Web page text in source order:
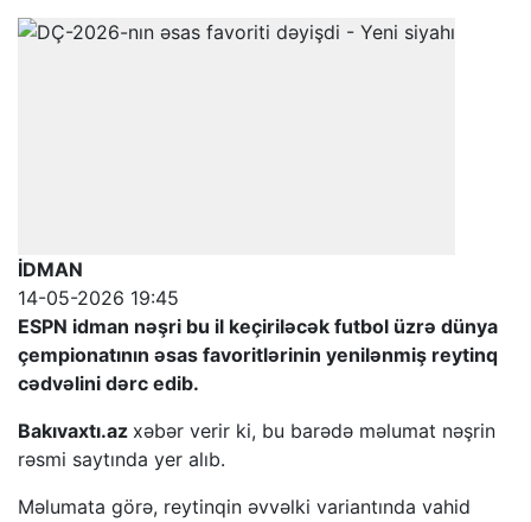
İDMAN
14-05-2026 19:45
ESPN idman nəşri bu il keçiriləcək futbol üzrə dünya
çempionatının əsas favoritlərinin yenilənmiş reytinq
cədvəlini dərc edib.
Bakıvaxtı.az xəbər verir ki, bu barədə məlumat nəşrin
rəsmi saytında yer alıb.
Məlumata görə, reytinqin əvvəlki variantında vahid